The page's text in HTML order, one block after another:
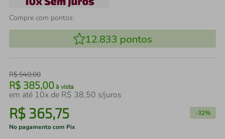
Compre com pontos:
12.833 pontos
R$540,00
R$ 385,00 à vista
em até 10x de R$ 38,50 s/juros
R$ 365,75 -32%
No pagamento com Pix